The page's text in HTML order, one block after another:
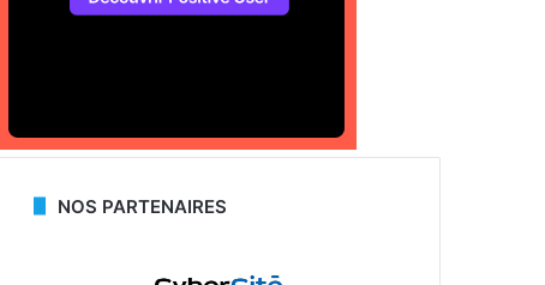
NOS PARTENAIRES